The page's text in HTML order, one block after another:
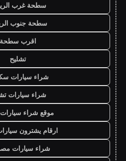
سطحة غرب
سطحة جنوب
اقرب سطحة
تشليح
شراء سيارات
شراء سيارات
موقع شراء
ارقام يشترون
شراء سيارات